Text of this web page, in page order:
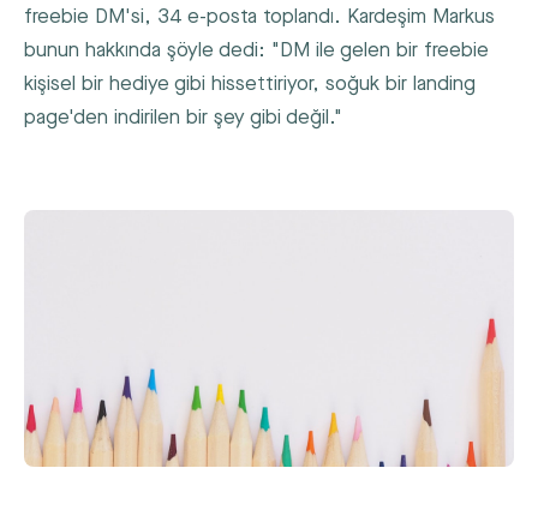
freebie DM'si, 34 e-posta toplandı. Kardeşim Markus
bunun hakkında şöyle dedi: "DM ile gelen bir freebie
kişisel bir hediye gibi hissettiriyor, soğuk bir landing
page'den indirilen bir şey gibi değil."